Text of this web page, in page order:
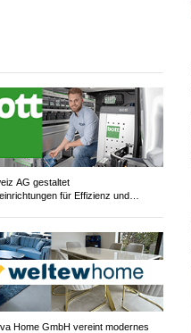
AG gestaltet
für Effizienz und
Home GmbH vereint modernes